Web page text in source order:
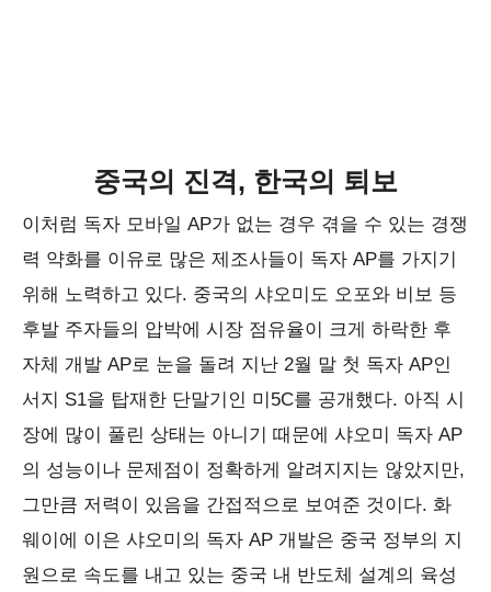
중국의 진격, 한국의 퇴보
이처럼 독자 모바일 AP가 없는 경우 겪을 수 있는 경쟁
력 약화를 이유로 많은 제조사들이 독자 AP를 가지기
위해 노력하고 있다. 중국의 샤오미도 오포와 비보 등
후발 주자들의 압박에 시장 점유율이 크게 하락한 후
자체 개발 AP로 눈을 돌려 지난 2월 말 첫 독자 AP인
서지 S1을 탑재한 단말기인 미5C를 공개했다. 아직 시
장에 많이 풀린 상태는 아니기 때문에 샤오미 독자 AP
의 성능이나 문제점이 정확하게 알려지지는 않았지만,
그만큼 저력이 있음을 간접적으로 보여준 것이다. 화
웨이에 이은 샤오미의 독자 AP 개발은 중국 정부의 지
원으로 속도를 내고 있는 중국 내 반도체 설계의 육성